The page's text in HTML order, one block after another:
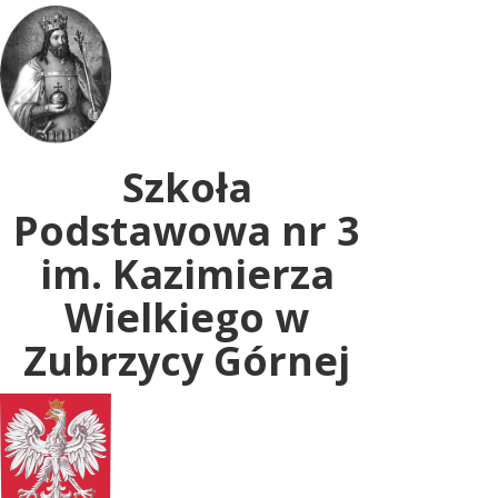
Uwaga:
ta
witryna
zawiera
system
dostępności.
Szkoła
Podstawowa nr 3
im. Kazimierza
Wielkiego w
Zubrzycy Górnej